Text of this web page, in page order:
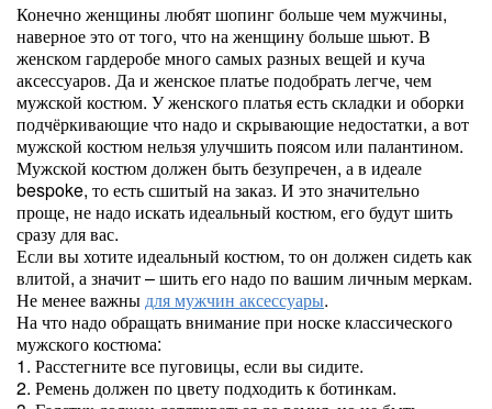
Конечно женщины любят шопинг больше чем мужчины,
наверное это от того, что на женщину больше шьют. В
женском гардеробе много самых разных вещей и куча
аксессуаров. Да и женское платье подобрать легче, чем
мужской костюм. У женского платья есть складки и оборки
подчёркивающие что надо и скрывающие недостатки, а вот
мужской костюм нельзя улучшить поясом или палантином.
Мужской костюм должен быть безупречен, а в идеале
bespoke, то есть сшитый на заказ. И это значительно
проще, не надо искать идеальный костюм, его будут шить
сразу для вас.
Если вы хотите идеальный костюм, то он должен сидеть как
влитой, а значит – шить его надо по вашим личным меркам.
Не менее важныдля мужчин аксессуары.
На что надо обращать внимание при носке классического
мужского костюма:
1. Расстегните все пуговицы, если вы сидите.
2. Ремень должен по цвету подходить к ботинкам.